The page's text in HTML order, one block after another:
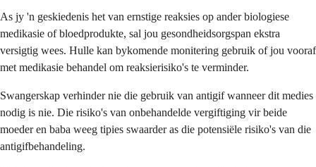
As jy 'n geskiedenis het van ernstige reaksies op ander biologiese
medikasie of bloedprodukte, sal jou gesondheidsorgspan ekstra
versigtig wees. Hulle kan bykomende monitering gebruik of jou vooraf
met medikasie behandel om reaksierisiko's te verminder.
Swangerskap verhinder nie die gebruik van antigif wanneer dit medies
nodig is nie. Die risiko's van onbehandelde vergiftiging vir beide
moeder en baba weeg tipies swaarder as die potensiële risiko's van die
antigifbehandeling.